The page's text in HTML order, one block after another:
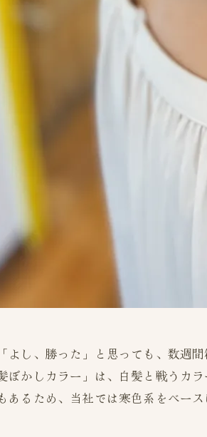
よし、勝った」と思っても、数週
ぼかしカラー」は、白髪と戦うカ
あるため、当社では寒色系をベー